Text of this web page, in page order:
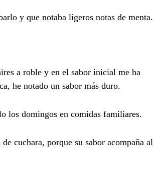
y que notaba ligeros notas de menta.
a roble y en el sabor inicial me ha
he notado un sabor más duro.
los domingos en comidas familiares.
cuchara, porque su sabor acompaña al